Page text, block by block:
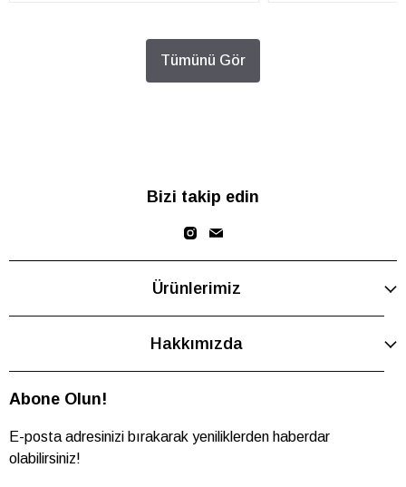
Tümünü Gör
Bizi takip edin
Ürünlerimiz
Hakkımızda
Abone Olun!
E-posta adresinizi bırakarak yeniliklerden haberdar
olabilirsiniz!